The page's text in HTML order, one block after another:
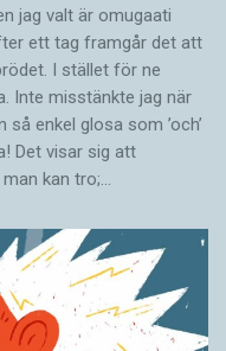
jag valt är omugaati
ett tag framgår det att
I stället för ne
Inte misstänkte jag när
enkel glosa som ’och’
Det visar sig att
kan tro;…